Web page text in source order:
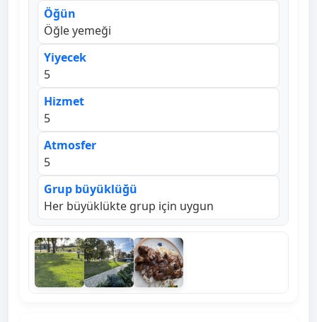
Öğün
Öğle yemeği
Yiyecek
5
Hizmet
5
Atmosfer
5
Grup büyüklüğü
Her büyüklükte grup için uygun